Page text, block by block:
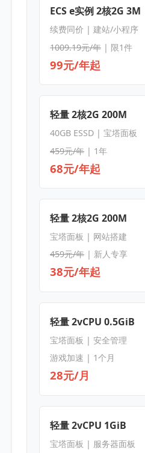
ECS e实例 2核2G 3M
续费同价 | 建站/小程序
1009.19元/年| 限1件
99元/年起
轻量 2核2G 200M
40GB ESSD | 宝塔面板
459元/年| 1年
68元/年起
轻量 2核2G 200M
宝塔面板 | 网站搭建
459元/年| 新人专享
38元/年起
轻量 2vCPU 0.5GiB
宝塔面板 | 安全管理
游戏加速 | 1个月
28元/月
轻量 2vCPU 1GiB
宝塔面板 | 服务器面板